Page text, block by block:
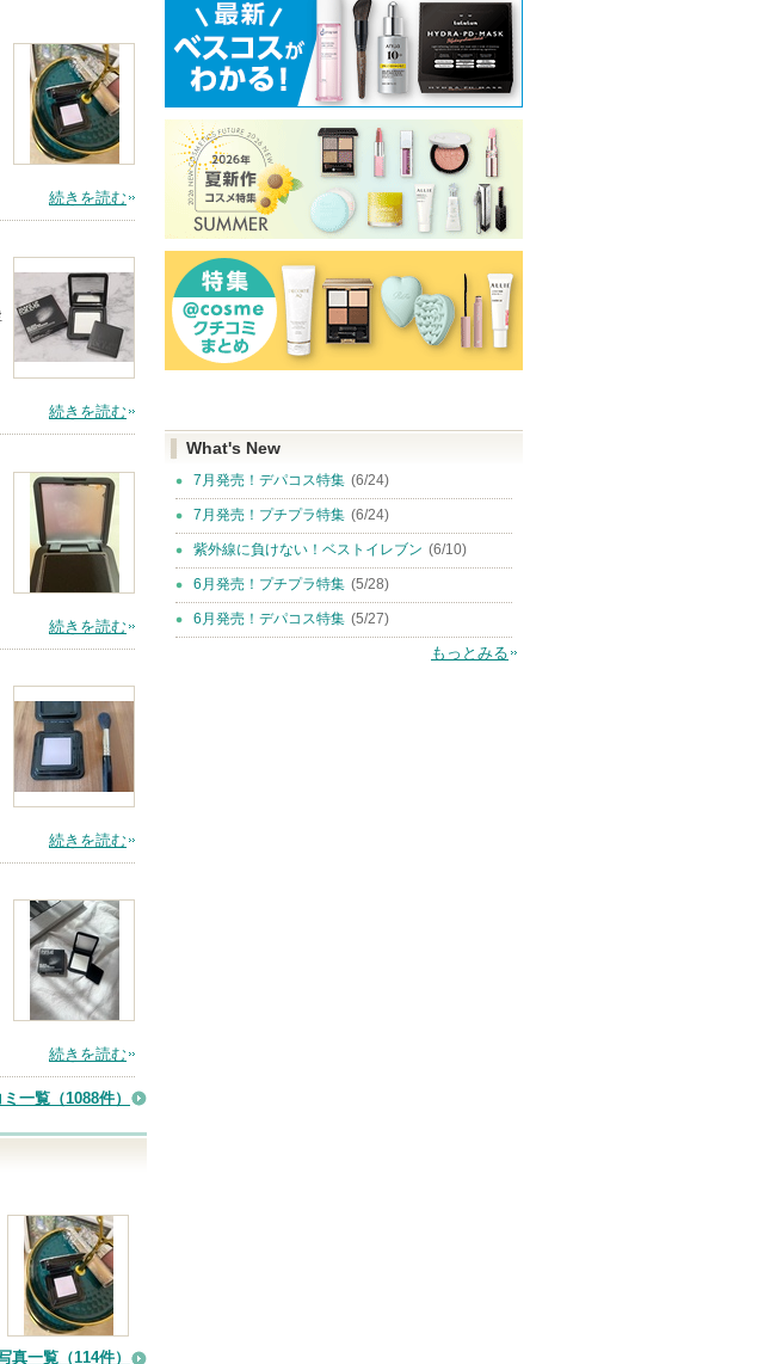
続きを読む
続きを読む
続きを読む
続きを読む
続きを読む
ミ一覧 （1088件）
真一覧（114件）
What's New
7月発売！デパコス特集 (6/24)
7月発売！プチプラ特集 (6/24)
紫外線に負けない！ベストイレブン (6/10)
6月発売！プチプラ特集 (5/28)
6月発売！デパコス特集 (5/27)
もっとみる